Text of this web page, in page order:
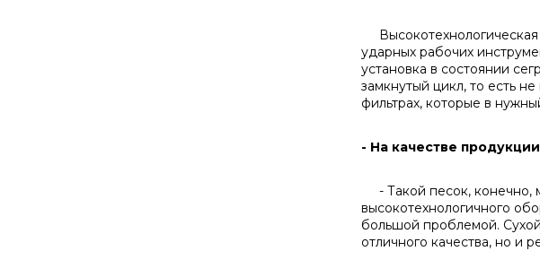
Высокотехнологическая
ударных рабочих
установка в состоянии
замкнутый цикл, то есть
фильтрах, которые в
- На качестве
- Такой песок, конечно,
высокотехнологичного
большой проблемой.
отличного качества, но и